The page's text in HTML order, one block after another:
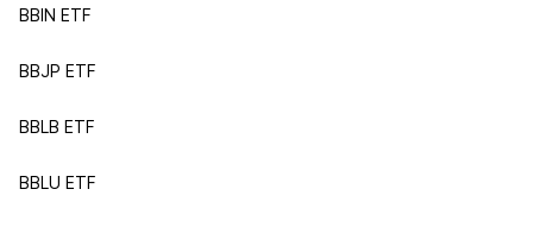
BBIN ETF
BBJP ETF
BBLB ETF
BBLU ETF